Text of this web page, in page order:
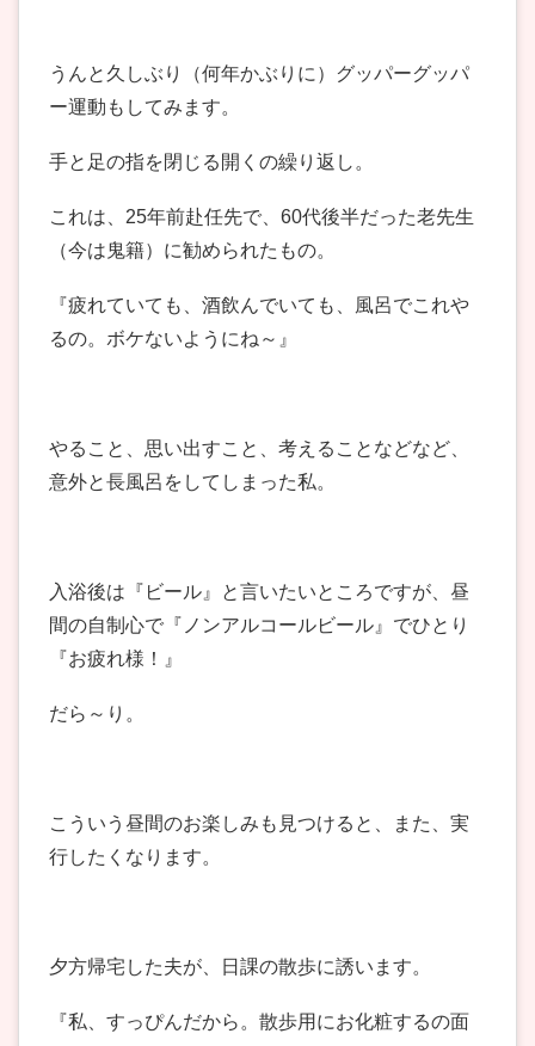
うんと久しぶり（何年かぶりに）グッパーグッパ
ー運動もしてみます。
手と足の指を閉じる開くの繰り返し。
これは、25年前赴任先で、60代後半だった老先生
（今は鬼籍）に勧められたもの。
『疲れていても、酒飲んでいても、風呂でこれや
るの。ボケないようにね～』
やること、思い出すこと、考えることなどなど、
意外と長風呂をしてしまった私。
入浴後は『ビール』と言いたいところですが、昼
間の自制心で『ノンアルコールビール』でひとり
『お疲れ様！』
だら～り。
こういう昼間のお楽しみも見つけると、また、実
行したくなります。
夕方帰宅した夫が、日課の散歩に誘います。
『私、すっぴんだから。散歩用にお化粧するの面